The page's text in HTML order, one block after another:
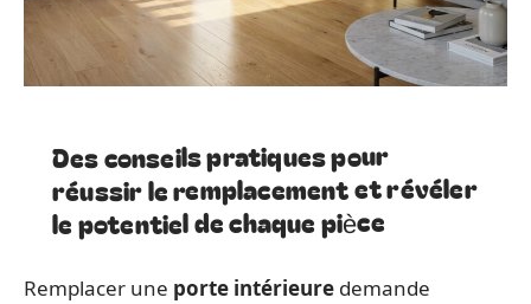
Des conseils pratiques pour
réussir le remplacement et révéler
le potentiel de chaque pièce
Remplacer une porte intérieure demande